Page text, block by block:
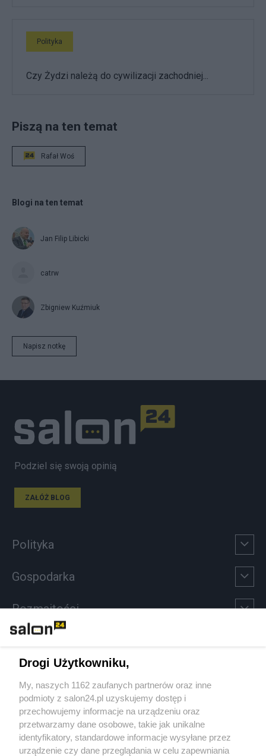
Polityka
Czy Żydzi należą do cywilizacji zachodniej...
Piszą na ten temat
Rafał Woś
Blogi na ten temat
Jan Filip Libicki
catrw
Zbigniew Kuźmiuk
Napisz notkę
Podziel się swoją opinią
ZAŁÓŻ BLOG
Polityka
Gospodarka
Rozmaitości
Sport
Społeczeństwo
Kultura
Drogi Użytkowniku,
My, naszych 1162 zaufanych partnerów oraz inne
podmioty z salon24.pl uzyskujemy dostęp i
przechowujemy informacje na urządzeniu oraz
przetwarzamy dane osobowe, takie jak unikalne
identyfikatory, standardowe informacje wysyłane przez
urządzenie czy dane przeglądania w celu zapewniania